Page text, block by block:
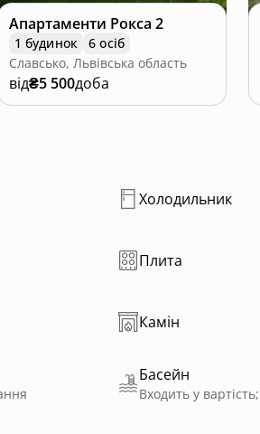
Апартаменти Рокса 2
1 будинок
6 осіб
Славсько, Львівська область
від₴5 500доба
Холодильник
Плита
Камін
Басейн